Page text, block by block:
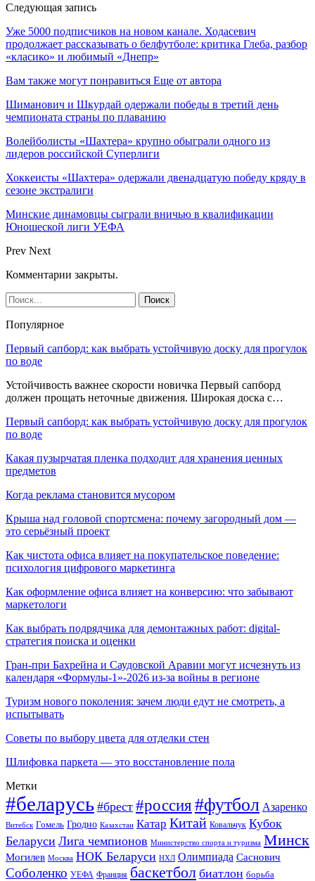
Следующая запись
Уже 5000 подписчиков на новом канале. Ходасевич
продолжает рассказывать о белфутболе: критика Глеба, разбор
«класико» и любимый «Днепр»
Вам также могут понравиться Еще от автора
Шиманович и Шкурдай одержали победы в третий день
чемпионата страны по плаванию
Волейболисты «Шахтера» крупно обыграли одного из
лидеров российской Суперлиги
Хоккеисты «Шахтера» одержали двенадцатую победу кряду в
сезоне экстралиги
Минские динамовцы сыграли вничью в квалификации
Юношеской лиги УЕФА
Prev Next
Комментарии закрыты.
Популярное
Первый сапборд: как выбрать устойчивую доску для прогулок
по воде
Устойчивость важнее скорости новичка Первый сапборд
должен прощать неточные движения. Широкая доска с…
Первый сапборд: как выбрать устойчивую доску для прогулок
по воде
Какая пузырчатая пленка подходит для хранения ценных
предметов
Когда реклама становится мусором
Крыша над головой спортсмена: почему загородный дом —
это серьёзный проект
Как чистота офиса влияет на покупательское поведение:
психология цифрового маркетинга
Как оформление офиса влияет на конверсию: что забывают
маркетологи
Как выбрать подрядчика для демонтажных работ: digital-
стратегия поиска и оценки
Гран-при Бахрейна и Саудовской Аравии могут исчезнуть из
календаря «Формулы-1»-2026 из-за войны в регионе
Туризм нового поколения: зачем люди едут не смотреть, а
испытывать
Советы по выбору цвета для отделки стен
Шлифовка паркета — это восстановление пола
Метки
#беларусь #брест #россия#футбол Азаренко
Витебск Гомель Гродно Казахстан Катар Китай Ковальчук Кубок
Беларуси Лига чемпионов Министерство спорта и туризма Минск
Могилев Москва НОК Беларуси НХЛ Олимпиада Саснович
Соболенко УЕФА Франция баскетбол биатлон борьба